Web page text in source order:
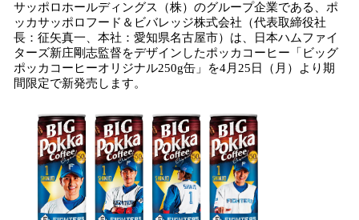
！
数
を
読
み
中
で
す
サッポロホールディングス（株）のグループ企業である、ポ
ッカサッポロフード＆ビバレッジ株式会社（代表取締役社
長：征矢真一、本社：愛知県名古屋市）は、日本ハムファイ
ターズ新庄剛志監督をデザインしたポッカコーヒー「ビッグ
ポッカコーヒーオリジナル250g缶」を4月25日（月）より期
間限定で新発売します。